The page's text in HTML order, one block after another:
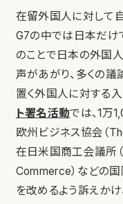
在留外国人に対して
G7の中では日本だけ
のことで日本の外国
声があがり、多くの
置く外国人に対する
ト署名活動では、1万
欧州ビジネス協会（
在日米国商工会議所
Commerce）などの
を改めるよう訴えか